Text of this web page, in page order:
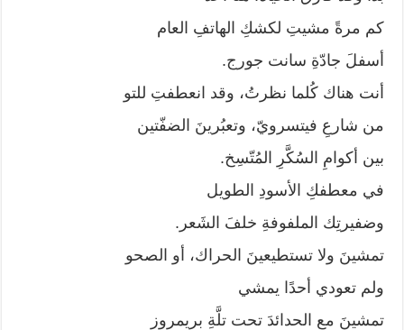
كم مرةً مشيتِ لكشكِ الهاتفِ العام
أسفلَ جادّةِ سانت جورج.
أنت هناك كُلما نظرتُ، وقد انعطفتِ للتو
من شارعِ فيتسرويّ، وتعبُرينَ الضفّتين
بين أكوامِ السُكَّرِ المُتّسِخ.
في معطفكِ الأسودِ الطويل
وضفيرتِك الملفوفةِ خلفَ الشَعر.
تمشينَ ولا تستطيعينَ الحراك، أو الصحو
ولم تعودي أحدًا يمشي
تمشينَ مع الحدائدَ تحت تلَّةِ بريمروز